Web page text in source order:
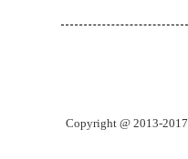
Copyright @ 2013-2017